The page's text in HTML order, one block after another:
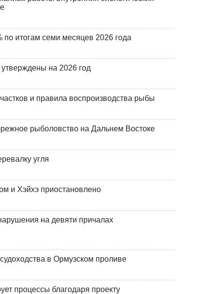
по итогам семи месяцев 2026 года
на 2026 год
и правила воспроизводства рыбы
рыболовство на Дальнем Востоке
угля
и Хэйхэ приостановлено
на девяти причалах
в Ормузском проливе
процессы благодаря проекту